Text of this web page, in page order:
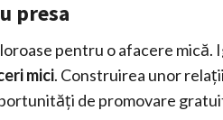
presa
pentru o afacere mică.
mici. Construirea unor
de promovare